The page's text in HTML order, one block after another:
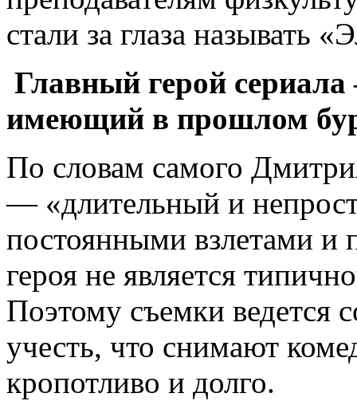
стали за глаза называть
Главный герой
имеющий в прошлом
По словам самого
— «длительный и
постоянными взлетами и
героя не является
Поэтому съемки ведется
учесть, что снимают
кропотливо и долго.